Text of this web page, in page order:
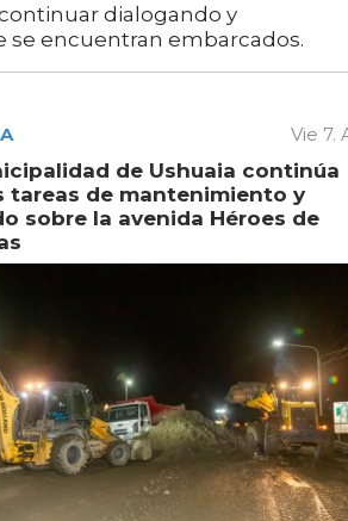
dialogando y
encuentran embarcados.
Vie 7.
de Ushuaia continúa
tareas de mantenimiento y
sobre la avenida Héroes de